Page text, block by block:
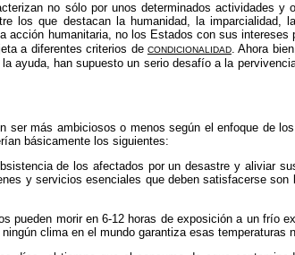
no sólo por unos determinados actividades y
los que destacan la humanidad, la imparcialidad,
acción humanitaria, no los Estados con sus
a diferentes criterios de condicionalidad. Ahora
ayuda, han supuesto un serio desafío a la
más ambiciosos o menos según el enfoque de
básicamente los siguientes:
de los afectados por un desastre y aliviar
y servicios esenciales que deben satisfacerse
pueden morir en 6-12 horas de exposición a un frío
clima en el mundo garantiza esas